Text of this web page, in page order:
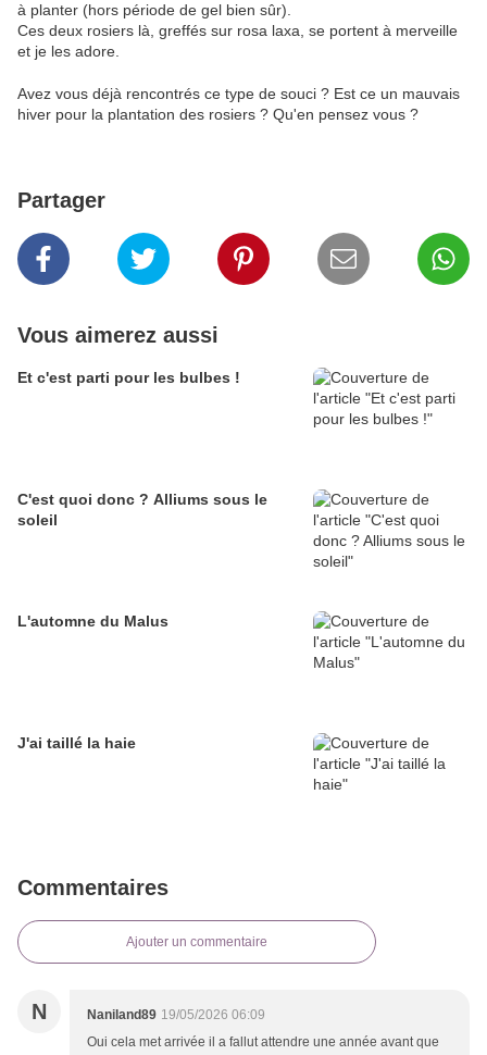
à planter (hors période de gel bien sûr).
Ces deux rosiers là, greffés sur rosa laxa, se portent à merveille
et je les adore.
Avez vous déjà rencontrés ce type de souci ? Est ce un mauvais
hiver pour la plantation des rosiers ? Qu'en pensez vous ?
Partager
Vous aimerez aussi
Et c'est parti pour les bulbes !
C'est quoi donc ? Alliums sous le
soleil
L'automne du Malus
J'ai taillé la haie
Commentaires
Ajouter un commentaire
N Naniland89 19/05/2026 06:09
Oui cela met arrivée il a fallut attendre une année avant que